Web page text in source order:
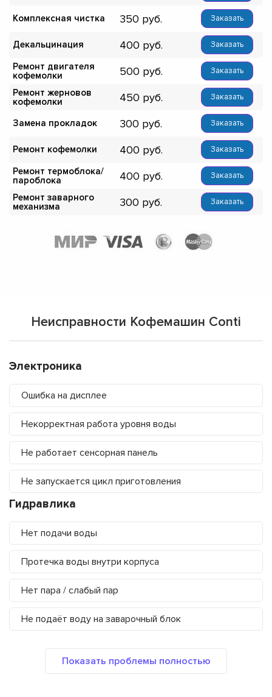
Комплексная чистка 350 Заказать
Декальцинация 400 Заказать
Ремонт двигателя
кофемолки
500 Заказать
Ремонт жерновов
кофемолки
450 Заказать
Замена прокладок 300 Заказать
Ремонт кофемолки 400 Заказать
Ремонт термоблока/
пароблока
400 Заказать
Ремонт заварного
механизма
300 Заказать
Неисправности Кофемашин Conti
Электроника
Ошибка на дисплее
Некорректная работа уровня воды
Не работает сенсорная панель
Не запускается цикл приготовления
Гидравлика
Нет подачи воды
Протечка воды внутри корпуса
Нет пара / слабый пар
Не подаёт воду на заварочный блок